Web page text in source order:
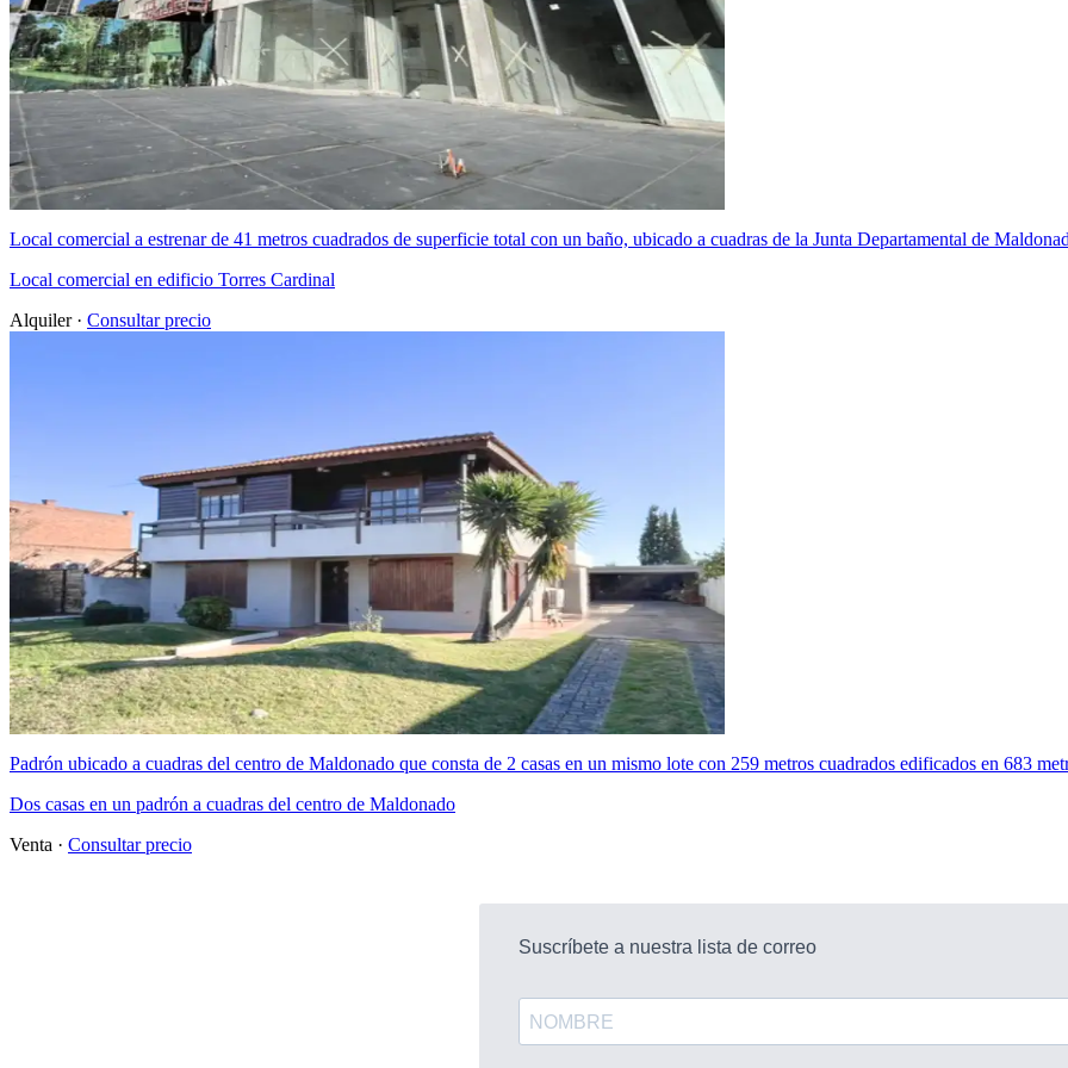
Local comercial a estrenar de 41 metros cuadrados de superficie total con un baño, ubicado a cuadras de la Junta Departamental de
Local comercial en edificio Torres Cardinal
Alquiler · Consultar precio
Padrón ubicado a cuadras del centro de Maldonado que consta de 2 casas en un mismo lote con 259 metros cuadrados edificados en 683
Dos casas en un padrón a cuadras del centro de Maldonado
Venta · Consultar precio